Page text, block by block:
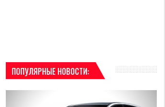
ПОПУЛЯРНЫЕ НОВОСТИ: